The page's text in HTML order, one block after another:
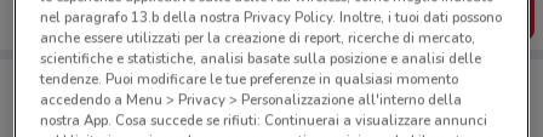
SCARICA L’APP
Negozi Todis a Roma
nel paragrafo 13.b della nostra Privacy Policy. Inoltre, i tuoi dati possono
anche essere utilizzati per la creazione di report, ricerche di mercato,
scientifiche e statistiche, analisi basate sulla posizione e analisi delle
tendenze. Puoi modificare le tue preferenze in qualsiasi momento
accedendo a Menu > Privacy > Personalizzazione all'interno della
nostra App. Cosa succede se rifiuti: Continuerai a visualizzare annunci